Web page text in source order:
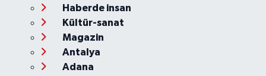
Haberde insan
Kültür-sanat
Magazin
Antalya
Adana